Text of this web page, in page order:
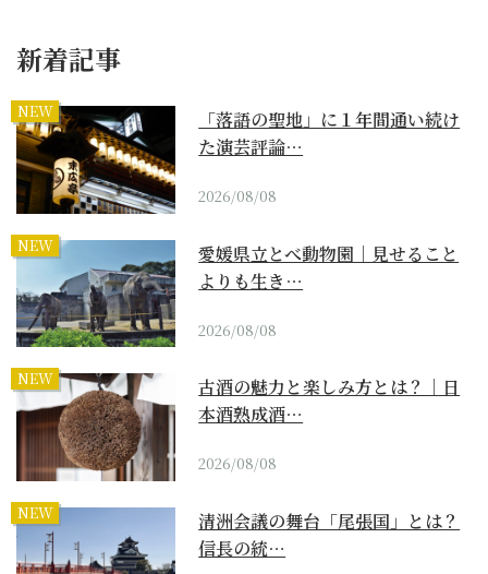
新着記事
NEW
「落語の聖地」に１年間通い続け
た演芸評論…
2026/08/08
NEW
愛媛県立とべ動物園｜見せること
よりも生き…
2026/08/08
NEW
古酒の魅力と楽しみ方とは？｜日
本酒熟成酒…
2026/08/08
NEW
清洲会議の舞台「尾張国」とは？
信長の統…